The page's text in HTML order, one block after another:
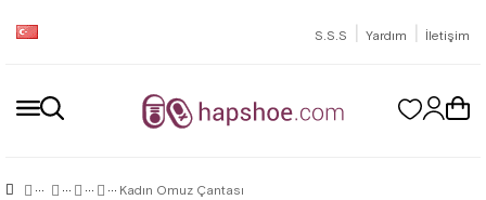
S.S.S | Yardım | İletişim
Kadın Omuz Çantası